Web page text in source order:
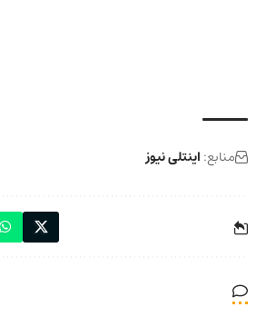
منابع: اینتلی نیوز